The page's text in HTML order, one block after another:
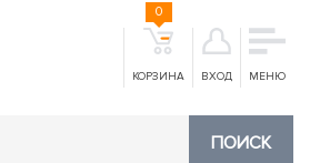
КОРЗИНА
0
ВХОД МЕНЮ
ПОИСК